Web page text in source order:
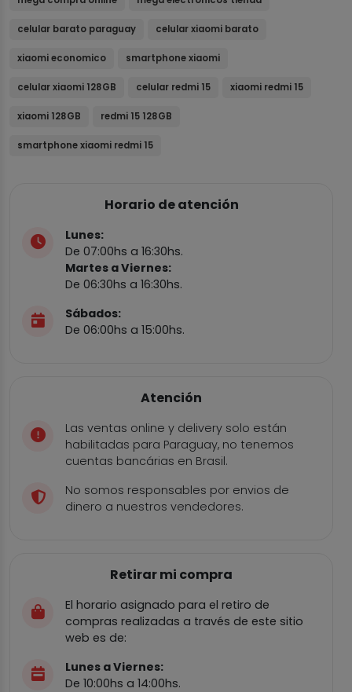
celular barato paraguay celular xiaomi barato
xiaomi economico smartphone xiaomi
celular xiaomi 128GB celular redmi 15 xiaomi redmi 15
xiaomi 128GB redmi 15 128GB
smartphone xiaomi redmi 15
Horario de atención
Lunes:
De 07:00hs a 16:30hs.
Martes a Viernes:
De 06:30hs a 16:30hs.
Sábados:
De 06:00hs a 15:00hs.
Atención
Las ventas online y delivery solo están
habilitadas para Paraguay, no tenemos
cuentas bancárias en Brasil.
No somos responsables por envios de
dinero a nuestros vendedores.
Retirar mi compra
El horario asignado para el retiro de
compras realizadas a través de este sitio
web es de:
Lunes a Viernes:
De 10:00hs a 14:00hs.